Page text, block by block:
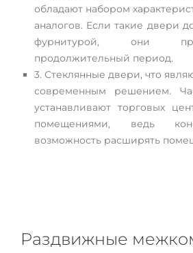
обладают набором
аналогов. Если такие двери
фурнитурой, они
продолжительный период.
3. Стеклянные двери, что
современным решением.
устанавливают торговых
помещениями, ведь
возможность расширять
Раздвижные